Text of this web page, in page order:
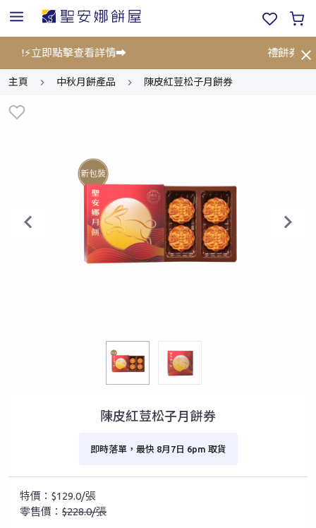
折!⚡立即點擊查看詳情➡️ 禮餅券限
主頁 中秋月餅產品 陳皮紅荳松子月餅券
陳皮紅荳松子月餅券
即時落單，最快 8月7日 6pm 取貨
特價：$129.0/張
零售價： $228.0/張